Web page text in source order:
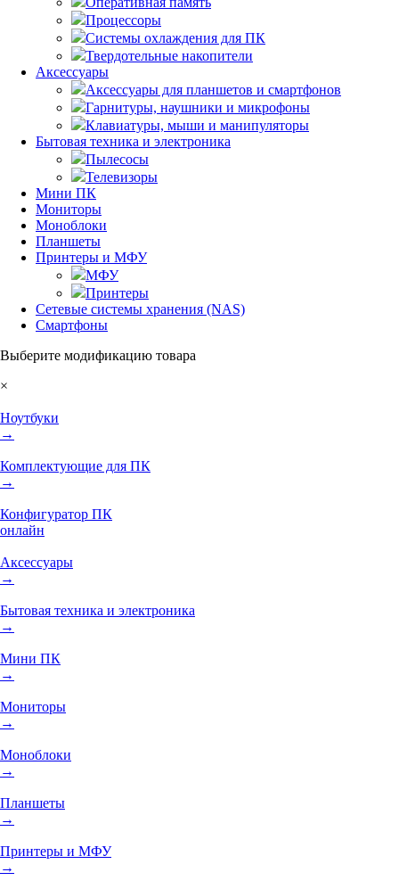
Процессоры
Системы охлаждения для ПК
Твердотельные накопители
Аксессуары
Аксессуары для планшетов и смартфонов
Гарнитуры, наушники и микрофоны
Клавиатуры, мыши и манипуляторы
Бытовая техника и электроника
Пылесосы
Телевизоры
Мини ПК
Мониторы
Моноблоки
Планшеты
Принтеры и МФУ
МФУ
Принтеры
Сетевые системы хранения (NAS)
Смартфоны
Выберите модификацию товара
×
Ноутбуки
→
Комплектующие для ПК
→
Конфигуратор ПК
онлайн
Аксессуары
→
Бытовая техника и электроника
→
Мини ПК
→
Мониторы
→
Моноблоки
→
Планшеты
→
Принтеры и МФУ
→